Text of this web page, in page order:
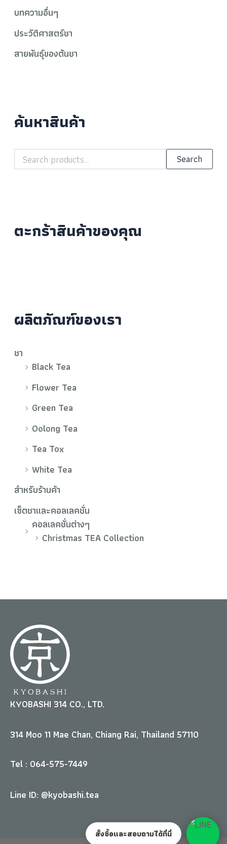
บทความอื่นๆ
ประวัติศาสตร์ชา
สายพันธุ์ของต้นชา
ค้นหาสินค้า
Search
ตะกร้าสินค้าของคุณ
ผลิตภัณฑ์ของเรา
ชา
Black Tea
Flower Tea
Green Tea
Oolong Tea
Tea Tox
White Tea
สำหรับร้านค้า
เซ็ตชาและคอลเลคชั่น
คอลเลคชั่นต่างๆ
Christmas TEA Collection
KYOBASHI 314 CO., LTD.
314 Moo 11 Mae Chan, Chiang Rai, Thailand 57110
Tel : 064-575-7449
Line ID: @kyobashi.tea
สั่งซื้อและสอบถามได้ที่นี่